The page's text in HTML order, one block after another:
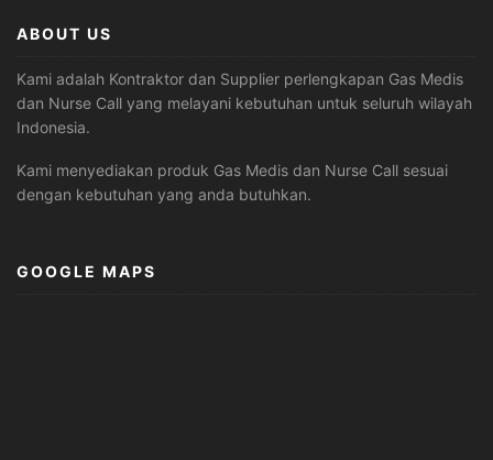
ABOUT US
Kami adalah Kontraktor dan Supplier perlengkapan Gas Medis
dan Nurse Call yang melayani kebutuhan untuk seluruh wilayah
Indonesia.
Kami menyediakan produk Gas Medis dan Nurse Call sesuai
dengan kebutuhan yang anda butuhkan.
GOOGLE MAPS